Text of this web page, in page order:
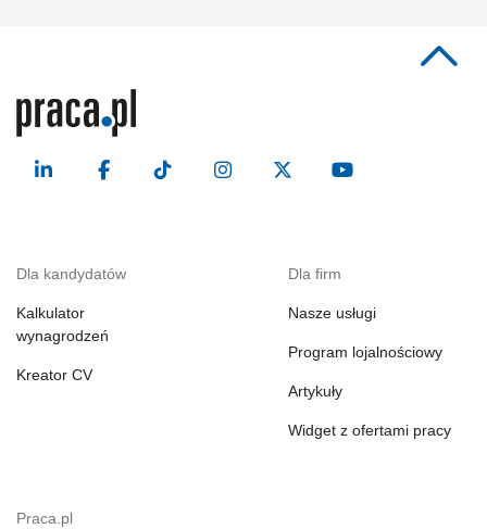
Dla kandydatów
Kalkulator
wynagrodzeń
Kreator CV
Dla firm
Nasze usługi
Program lojalnościowy
Artykuły
Widget z ofertami pracy
Praca.pl